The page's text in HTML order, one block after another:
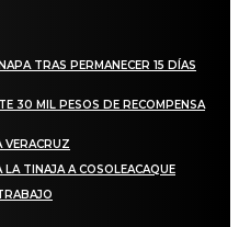
TRAS PERMANECER 15 DÍAS
30 MIL PESOS DE RECOMPENSA
VERACRUZ
TINAJA A COSOLEACAQUE